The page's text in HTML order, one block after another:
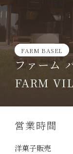
FARM BASEL
ファーム
FARM
営業時間
洋菓子販売